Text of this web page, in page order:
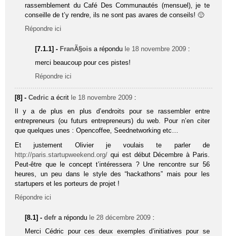
rassemblement du Café Des Communautés (mensuel), je te
conseille de t’y rendre, ils ne sont pas avares de conseils! 🙂
Répondre ici
[7.1.1] - FranÃ§ois a répondu le 18 novembre 2009 :
merci beaucoup pour ces pistes!
Répondre ici
[8] -Cedric a écrit le 18 novembre 2009 :
Il y a de plus en plus d’endroits pour se rassembler entre
entrepreneurs (ou futurs entrepreneurs) du web. Pour n’en citer
que quelques unes : Opencoffee, Seednetworking etc…
Et justement Olivier je voulais te parler de
http://paris.startupweekend.org/ qui est début Décembre à Paris.
Peut-être que le concept t’intéressera ? Une rencontre sur 56
heures, un peu dans le style des “hackathons” mais pour les
startupers et les porteurs de projet !
Répondre ici
[8.1] -defr a répondu le 28 décembre 2009 :
Merci Cédric pour ces deux exemples d’initiatives pour se